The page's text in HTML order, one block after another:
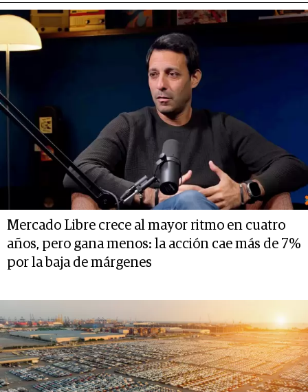
Mercado Libre crece al mayor ritmo en cuatro
años, pero gana menos: la acción cae más de 7%
por la baja de márgenes